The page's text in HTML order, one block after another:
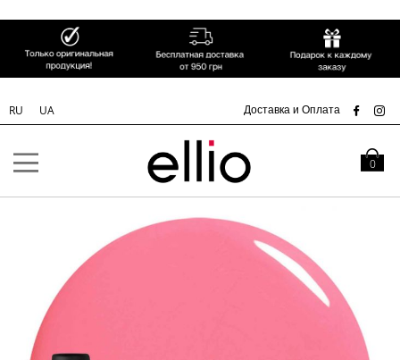
Skip to
RU UA Доставка и Оплата
Моя
0
галереям
изображений